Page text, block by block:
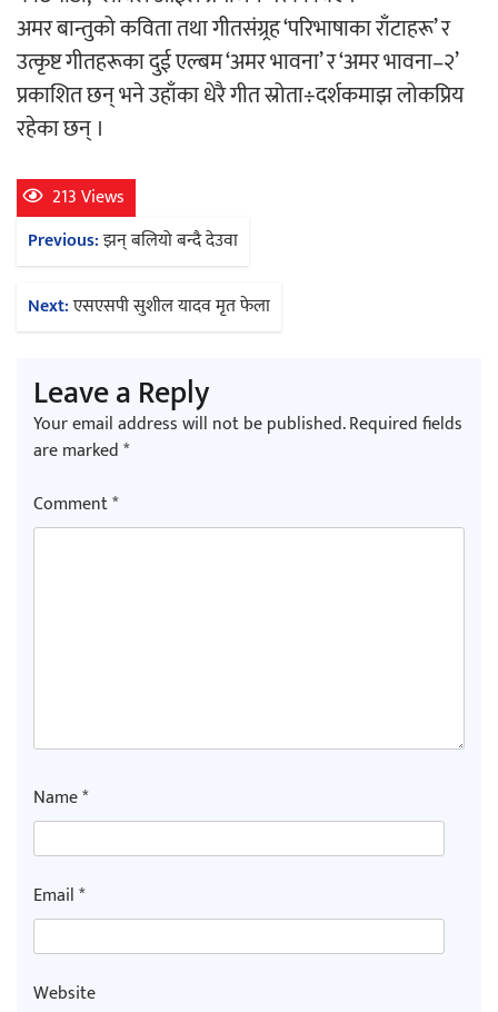
अमर बान्तुको कविता तथा गीतसंग्र्रह ‘परिभाषाका राँटाहरू’ र
उत्कृष्ट गीतहरूका दुई एल्बम ‘अमर भावना’ र ‘अमर भावना–२’
प्रकाशित छन् भने उहाँका धेरै गीत स्रोता÷दर्शकमाझ लोकप्रिय
रहेका छन् ।
213 Views
Post
navigation
Previous:झन् बलियो बन्दै देउवा
Next:एसएसपी सुशील यादव मृत फेला
Leave a Reply
Your email address will not be published.Required fields
are marked*
Comment*
Name*
Email*
Website